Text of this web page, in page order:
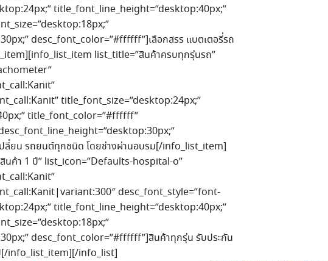
title_font_line_height=”desktop:40px;”
desc_font_color=”#ffffff”]เลือกสรร แบตเตอรี่รถ
list_title=”สินค้าครบทุกรุ่นรถ”
title_font_size=”desktop:24px;”
title_font_color=”#ffffff”
ลี่ยน รถยนต์ทุกชนิด โดยช่างผ่านอบรม[/info_list_item]
ค้า 1 ปี” list_icon=”Defaults-hospital-o”
desc_font_style=”font-
title_font_line_height=”desktop:40px;”
desc_font_color=”#ffffff”]สินค้าทุกรุ่น รับประกัน
[/info_list_item][/info_list]